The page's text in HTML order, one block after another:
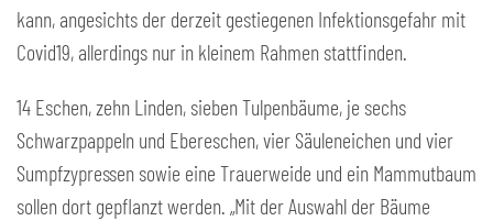
kann, angesichts der derzeit gestiegenen Infektionsgefahr mit
Covid19, allerdings nur in kleinem Rahmen stattfinden.
14 Eschen, zehn Linden, sieben Tulpenbäume, je sechs
Schwarzpappeln und Ebereschen, vier Säuleneichen und vier
Sumpfzypressen sowie eine Trauerweide und ein Mammutbaum
sollen dort gepflanzt werden. „Mit der Auswahl der Bäume